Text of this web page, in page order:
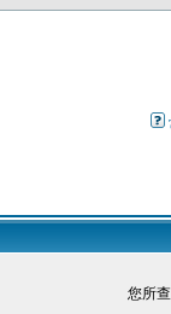
您所